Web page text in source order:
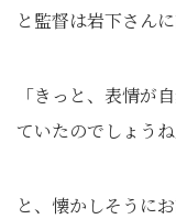
と監督は岩下さん
「きっと、表情が
ていたのでしょうね
と、懐かしそうに